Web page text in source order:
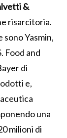
&
risarcitoria.
Yasmin,
Food and
di
e,
una
milioni di